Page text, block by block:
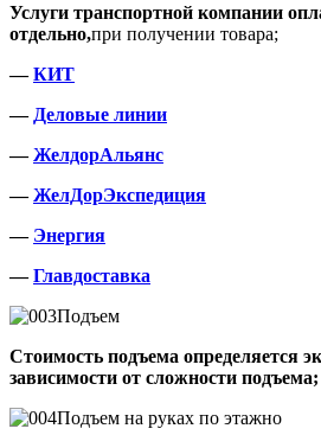
Услуги транспортной компании
отдельно,при получении товара;
—КИТ
— Деловые линии
—ЖелдорАльянс
—ЖелДорЭкспедиция
— Энергия
—Главдоставка
Подъем
Стоимость подъема определяется
зависимости от сложности подъема;
Подъем на руках по этажно